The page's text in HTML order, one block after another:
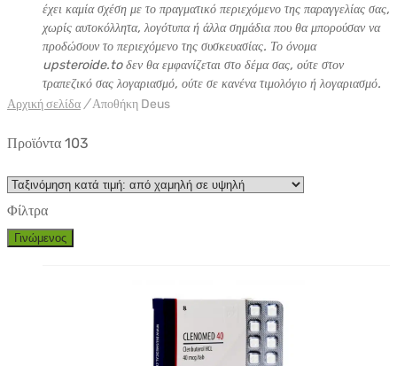
έχει καμία σχέση με το πραγματικό περιεχόμενο της παραγγελίας σας,
χωρίς αυτοκόλλητα, λογότυπα ή άλλα σημάδια που θα μπορούσαν να
προδώσουν το περιεχόμενο της συσκευασίας. Το όνομα
upsteroide.to δεν θα εμφανίζεται στο δέμα σας, ούτε στον
τραπεζικό σας λογαριασμό, ούτε σε κανένα τιμολόγιο ή λογαριασμό.
Αρχική σελίδα /Αποθήκη Deus
Προϊόντα 103
Φίλτρα
Γινώμενος